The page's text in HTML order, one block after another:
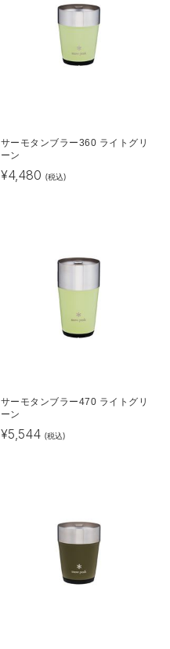
サーモタンブラー360 ライトグリ
ーン
¥4,480 (税込)
サーモタンブラー470 ライトグリ
ーン
¥5,544 (税込)